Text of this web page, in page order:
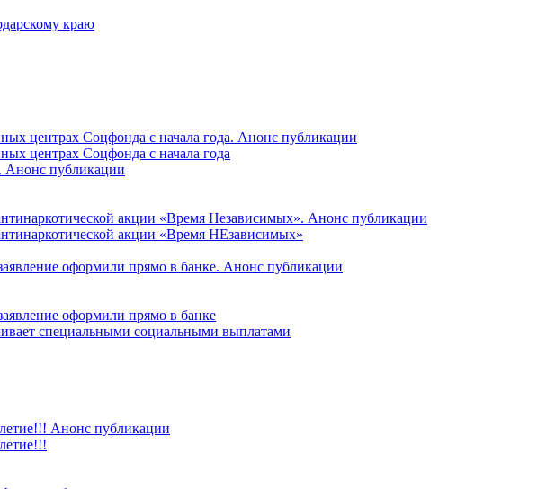
краю
центрах Соцфонда с начала года. Анонс публикации
центрах Соцфонда с начала года
Анонс публикации
акции «Время Независимых». Анонс публикации
акции «Время НЕзависимых»
оформили прямо в банке. Анонс публикации
оформили прямо в банке
специальными социальными выплатами
Анонс публикации